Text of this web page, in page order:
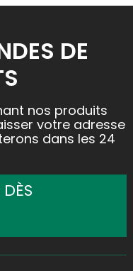
DE
nos produits
votre adresse
dans les 24